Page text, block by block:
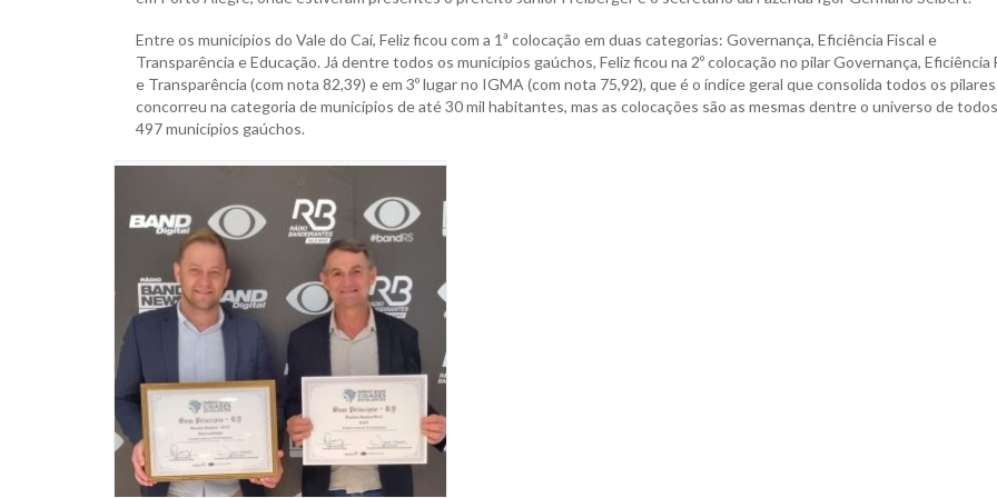
Entre os municípios do Vale do Caí, Feliz ficou com a 1ª colocação em duas categorias: Governança, Eficiência Fiscal e
Transparência e Educação. Já dentre todos os municípios gaúchos, Feliz ficou na 2º colocação no pilar Governança, Eficiência
e Transparência (com nota 82,39) e em 3º lugar no IGMA (com nota 75,92), que é o índice geral que consolida todos os
concorreu na categoria de municípios de até 30 mil habitantes, mas as colocações são as mesmas dentre o universo de
497 municípios gaúchos.